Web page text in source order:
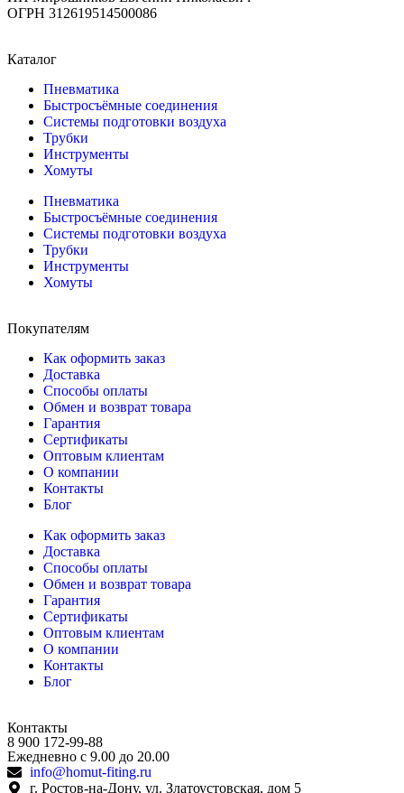
ОГРН 312619514500086
Каталог
Пневматика
Быстросъёмные соединения
Системы подготовки воздуха
Трубки
Инструменты
Хомуты
Пневматика
Быстросъёмные соединения
Системы подготовки воздуха
Трубки
Инструменты
Хомуты
Покупателям
Как оформить заказ
Доставка
Способы оплаты
Обмен и возврат товара
Гарантия
Сертификаты
Оптовым клиентам
О компании
Контакты
Блог
Как оформить заказ
Доставка
Способы оплаты
Обмен и возврат товара
Гарантия
Сертификаты
Оптовым клиентам
О компании
Контакты
Блог
Контакты
8 900 172-99-88
Ежедневно с 9.00 до 20.00
info@homut-fiting.ru
г. Ростов-на-Дону, ул. Златоустовская, дом 5